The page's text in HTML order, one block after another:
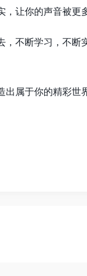
让你的声音被更
不断学习，不
属于你的精彩